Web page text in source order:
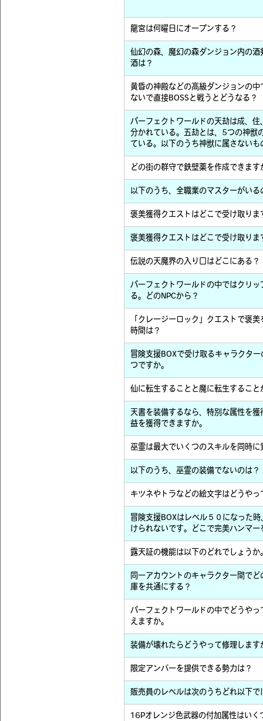
龍宮は何曜日にオープンする？
仙幻の森、魔幻の森ダンジョン内の酒
酒は？
黄昏の神殿などの高級ダンジョンの中
ないで直接BOSSと戦うとどうなる？
パーフェクトワールドの天劫は成、
分かれている。五劫とは、5つの神獣
ている。以下のうち神獣に属さないも
どの街の群守で鉄壁薬を作成できます
以下のうち、全職業のマスターがいる
褒美獲得クエストはどこで受け取りま
褒美獲得クエストはどこで受け取りま
伝説の天魔界の入り口はどこにある？
パーフェクトワールドの中ではクリッ
る。どのNPCから？
「クレージーロック」クエストで褒
時間は？
冒険支援BOXで受け取るキャラクタ
つですか。
仙に転生することと魔に転生すること
天書を装備するなら、特別な属性を
益を獲得できますか。
巫霊は最大でいくつのスキルを同時に
以下のうち、巫霊の装備でないのは？
キツネやトラなどの絵文字はどうやっ
冒険支援BOXはレベル５０になった
けられないです。どこで完美ハンマー
露天証の機能は以下のどれでしょうか
同一アカウントのキャラクター間で
庫を共通にする？
パーフェクトワールドの中でどうやっ
えますか。
装備が壊れたらどうやって修理します
限定アンバーを提供できる勢力は？
販売員のレベルは次のうちどれ以下で
16Pオレンジ色武器の付加属性はいく